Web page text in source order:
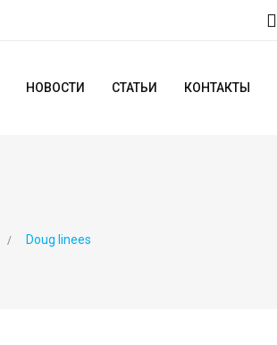
НОВОСТИ СТАТЬИ КОНТАКТЫ
Doug linees